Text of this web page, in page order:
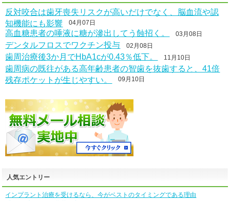
反対咬合は歯牙喪失リスクが高いだけでなく、脳血流や認
知機能にも影響 04月07日
高血糖患者の唾液に糖が滲出してう蝕招く。 03月08日
デンタルフロスでワクチン投与 02月08日
歯周治療後3か月でHbA1cが0.43％低下。 11月10日
歯周病の既往がある高年齢患者の智歯を抜歯すると、41倍
残存ポケットが生じやすい。 09月10日
人気エントリー
インプラント治療を受けるなら、今がベストのタイミングである理由